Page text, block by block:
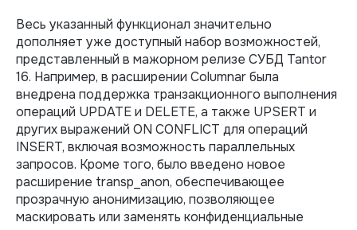
Весь указанный функционал значительно
дополняет уже доступный набор возможностей,
представленный в мажорном релизе СУБД Tantor
16. Например, в расширении Columnar была
внедрена поддержка транзакционного выполнения
операций UPDATE и DELETE, а также UPSERT и
других выражений ON CONFLICT для операций
INSERT, включая возможность параллельных
запросов. Кроме того, было введено новое
расширение transp_anon, обеспечивающее
прозрачную анонимизацию, позволяющее
маскировать или заменять конфиденциальные